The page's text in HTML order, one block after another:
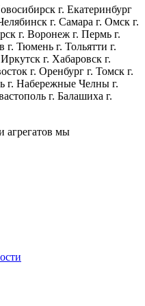
г. Екатеринбург
г. Самара г. Омск г.
г. Воронеж г. Пермь г.
г. Тюмень г. Тольятти г.
г. Хабаровск г.
г. Оренбург г. Томск г.
г. Набережные Челны г.
г. Балашиха г.
агрегатов мы